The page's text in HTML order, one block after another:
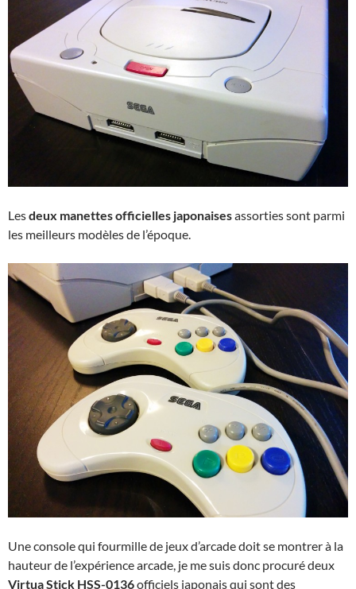
Lesdeux manettes officielles japonaisesassorties sont parmi
les meilleurs modèles de l’époque.
Une console qui fourmille de jeux d’arcade doit se montrer à la
hauteur de l’expérience arcade, je me suis donc procuré deux
Virtua Stick HSS-0136officiels japonais qui sont des